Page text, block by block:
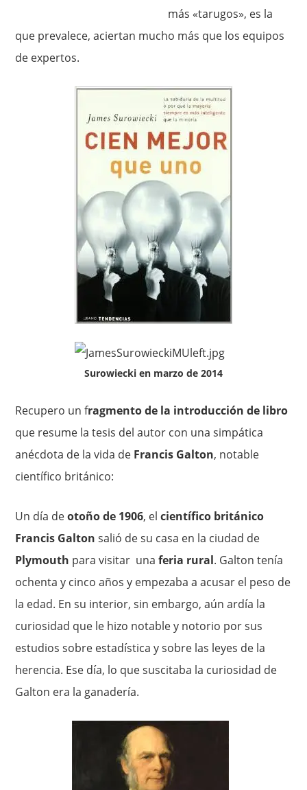
más «tarugos», es la
que prevalece, aciertan mucho más que los equipos
de expertos.
Surowiecki en marzo de 2014
Recupero un fragmento de la introducción de libro
que resume la tesis del autor con una simpática
anécdota de la vida de Francis Galton, notable
científico británico:
Un día deotoño de 1906, elcientífico británico
Francis Gal­ton salió de su casa en la ciudad de
Plymouth para visitar unaferia rural. Galton tenía
ochenta y cinco años y empezaba a acusar el peso de
la edad. En su interior, sin embargo, aún ardía la
curio­sidad que le hizo notable y notorio por sus
estudios sobre estadís­tica y sobre las leyes de la
herencia. Ese día, lo que suscitaba la cu­riosidad de
Galton era la ganadería.